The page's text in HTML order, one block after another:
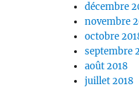
décembre
novembre
octobre
septembre
août 2018
juillet 2018